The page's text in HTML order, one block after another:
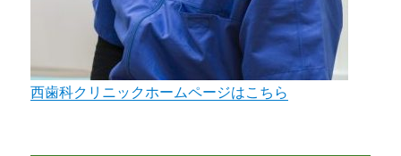
防
対
西歯科クリニックホームページはこちら